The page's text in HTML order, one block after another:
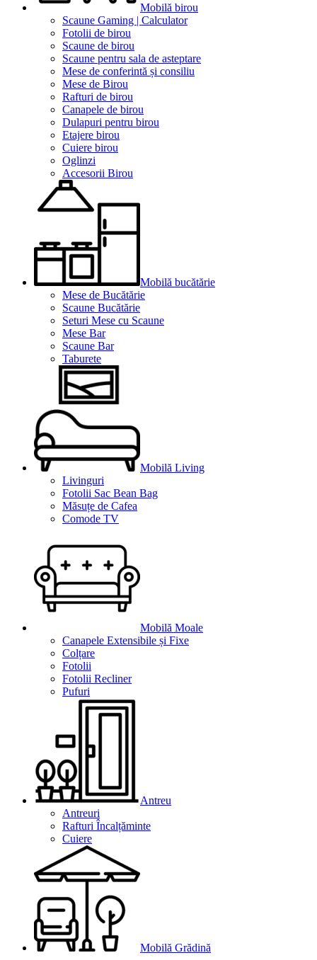
Mobilă birou
Scaune Gaming | Calculator
Fotolii de birou
Scaune de birou
Scaune pentru sala de asteptare
Mese de conferintă și consiliu
Mese de Birou
Rafturi de birou
Canapele de birou
Dulapuri pentru birou
Etajere birou
Cuiere birou
Oglinzi
Accesorii Birou
Mobilă bucătărie
Mese de Bucătărie
Scaune Bucătărie
Seturi Mese cu Scaune
Mese Bar
Scaune Bar
Taburete
Mobilă Living
Livinguri
Fotolii Sac Bean Bag
Măsuțe de Cafea
Comode TV
Mobilă Moale
Canapele Extensibile și Fixe
Colțare
Fotolii
Fotolii Recliner
Pufuri
Antreu
Antreuri
Rafturi Încalțăminte
Cuiere
Mobilă Grădină